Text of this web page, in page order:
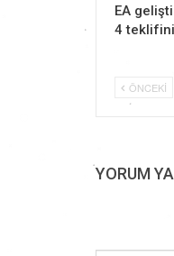
EA
4
ÖNCEKI
YORUM